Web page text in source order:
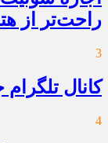
راحت‌تر از
3
کانال تلگرام
4